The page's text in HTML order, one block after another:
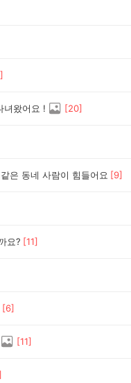
]
녀왔어요 ! [20]
은 동네 사람이 힘들어요 [9]
요? [11]
[6]
[11]